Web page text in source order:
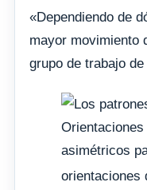
«Dependiendo de
mayor movimiento
grupo de trabajo
asimétricos
orientaciones